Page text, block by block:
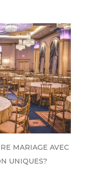
MARIAGE AVEC
UNIQUES?